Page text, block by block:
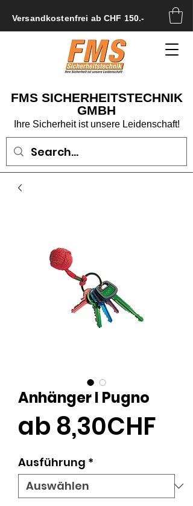
FMS SICHERHEITSTECHNIK
GMBH
Ihre Sicherheit ist unsere Leidenschaft!
Versandkostenfrei ab CHF 150.-
Anhänger I Pugno
ab 8,30CHF
Ausführung *